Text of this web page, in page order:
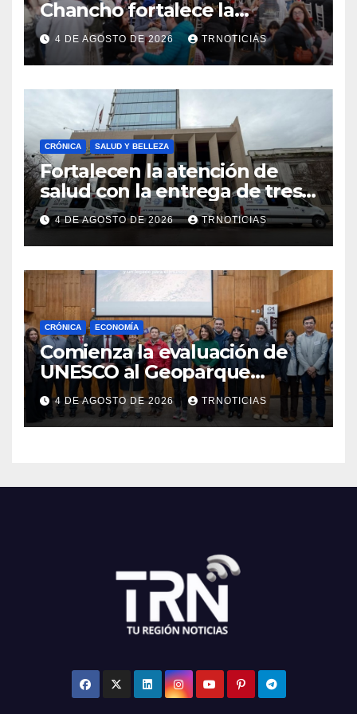
Chancho fortalece la
economía local con positivo
impacto en la hotelería y el
emprendimiento
4 DE AGOSTO DE 2026 TRNOTICIAS
CRÓNICA SALUD Y BELLEZA
Fortalecen la atención de
salud con la entrega de tres
nuevas ambulancias para
Cauquenes y Sagrada Familia
4 DE AGOSTO DE 2026 TRNOTICIAS
CRÓNICA ECONOMÍA
Comienza la evaluación de
UNESCO al Geoparque
Aspirante Pillanmapu en el
Maule
4 DE AGOSTO DE 2026 TRNOTICIAS